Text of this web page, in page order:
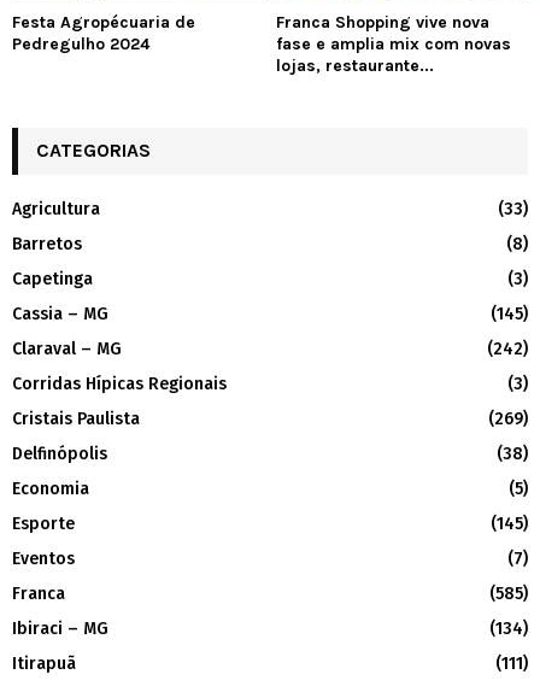
Festa Agropécuaria de
Pedregulho 2024
Franca Shopping vive nova
fase e amplia mix com novas
lojas, restaurante...
CATEGORIAS
Agricultura
(33)
Barretos
(8)
Capetinga
(3)
Cassia – MG
(145)
Claraval – MG
(242)
Corridas Hípicas Regionais
(3)
Cristais Paulista
(269)
Delfinópolis
(38)
Economia
(5)
Esporte
(145)
Eventos
(7)
Franca
(585)
Ibiraci – MG
(134)
Itirapuã
(111)